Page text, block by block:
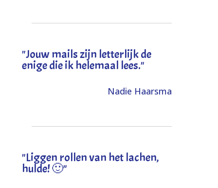
"Jouw mails zijn letterlijk de
enige die ik helemaal lees."
Nadie Haarsma
"Liggen rollen van het lachen,
hulde! 🙂"